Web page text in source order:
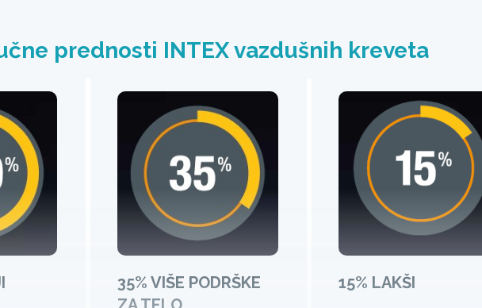
prednosti INTEX vazdušnih kreveta
35% VIŠE PODRŠKE
15% LAKŠI